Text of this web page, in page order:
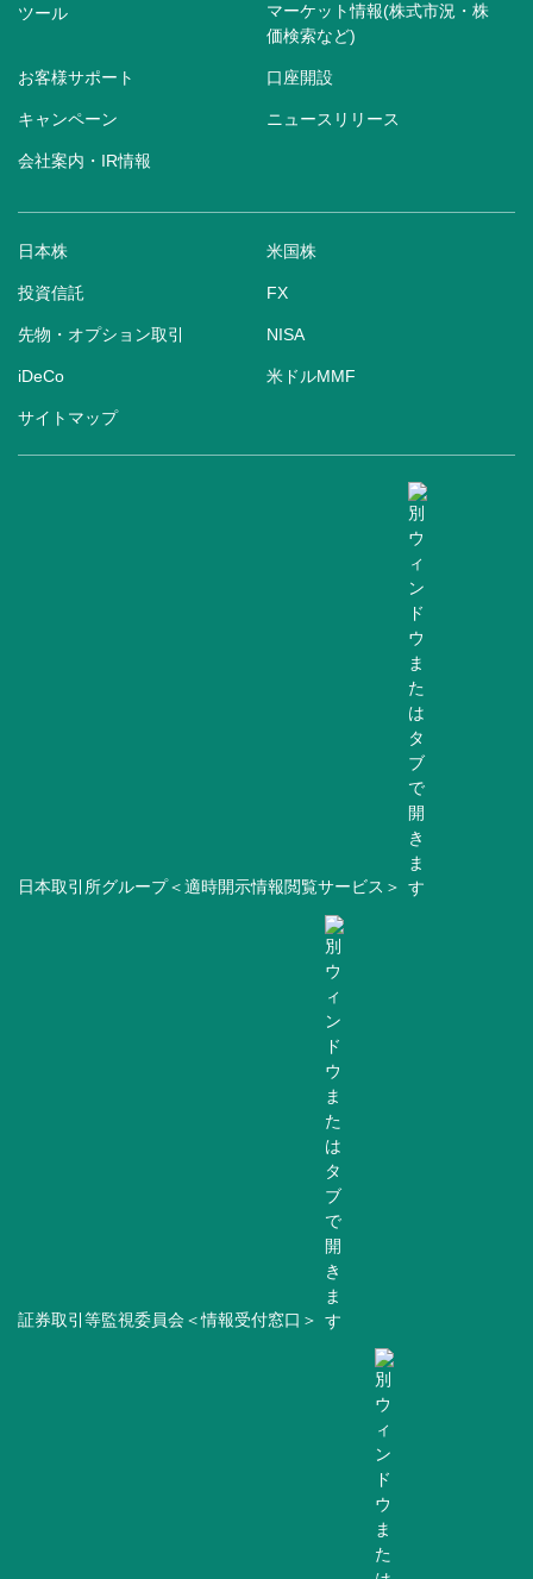
ツール
マーケット情報(株式市況・株
価検索など)
お客様サポート 口座開設
キャンペーン ニュースリリース
会社案内・IR情報
日本株 米国株
投資信託 FX
先物・オプション取引 NISA
iDeCo 米ドルMMF
サイトマップ
日本取引所グループ＜適時開示情報閲覧サービス＞
証券取引等監視委員会＜情報受付窓口＞